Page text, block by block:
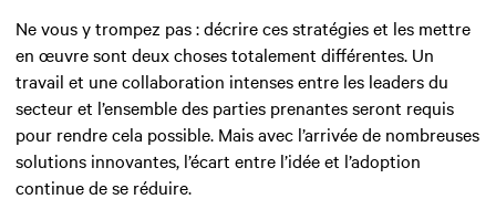
Ne vous y trompez pas : décrire ces stratégies et les mettre
en œuvre sont deux choses totalement différentes. Un
travail et une collaboration intenses entre les leaders du
secteur et l’ensemble des parties prenantes seront requis
pour rendre cela possible. Mais avec l’arrivée de nombreuses
solutions innovantes, l’écart entre l’idée et l’adoption
continue de se réduire.